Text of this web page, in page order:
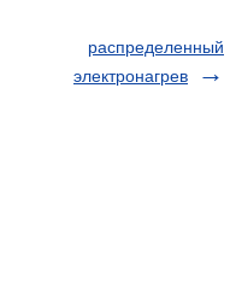
распределенный
электронагрев